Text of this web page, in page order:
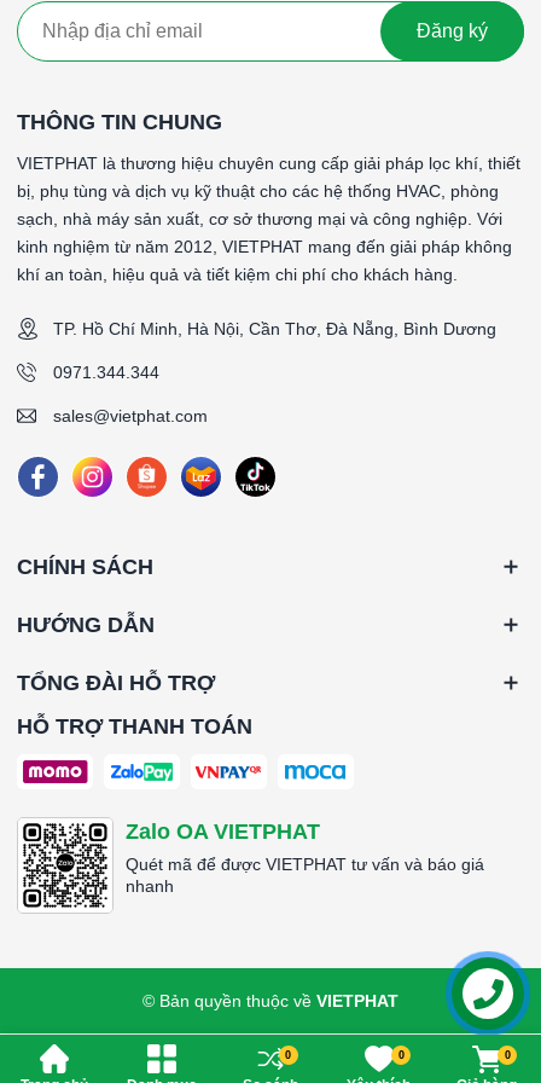
phí bảo trì.
trong nhà xưởng , Tấm lọc không khí dùng trong nhà xưởng
, Tấm lọc không khí dùng trong nhà xưởng , Tấm lọc không khí
dùng trong nhà xưởng ,Tấm lọc không khí dùng trong nhà
xưởng , Tấm lọc không khí dùng trong nhà xưởng, Tấm lọc
không khí dùng trong nhà xưởng
#Từ khóa: PREpleat HT HC 595x595x95mm,PREpleat HT HC
595x595x95mmPREpleat HT HC 595x595x95mmPREpleat HT
HC 595x595x95mmPREpleat HT HC 595x595x95mmPREpleat
HT HC 595x595x95mmPREpleat HT HC 595x595x95mm
####
*Pleated Filters: PREpleat HT HC
*Filter Class: G4 according to EN779
*Frame Material: Aluminised Steel
*Gasket Position: No
*Rated Initial Resistance : 125 Pa
*Recommended Final Resistance: 300 Pa
*Max Operating Temperature: 260°C
*Size (WxHxD): 595x595x95mm
####
Đăng ký
THÔNG TIN CHUNG
VIETPHAT là thương hiệu chuyên cung cấp giải pháp lọc khí, thiết
bị, phụ tùng và dịch vụ kỹ thuật cho các hệ thống HVAC, phòng
sạch, nhà máy sản xuất, cơ sở thương mại và công nghiệp. Với
kinh nghiệm từ năm 2012, VIETPHAT mang đến giải pháp không
khí an toàn, hiệu quả và tiết kiệm chi phí cho khách hàng.
TP. Hồ Chí Minh, Hà Nội, Cần Thơ, Đà Nẵng, Bình Dương
0971.344.344
sales@vietphat.com
CHÍNH SÁCH
HƯỚNG DẪN
TỔNG ĐÀI HỖ TRỢ
HỖ TRỢ THANH TOÁN
Zalo OA VIETPHAT
Quét mã để được VIETPHAT tư vấn và báo giá
nhanh
© Bản quyền thuộc về VIETPHAT
0 0 0
Liên hệ